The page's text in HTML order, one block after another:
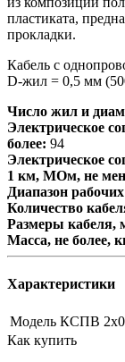
пластиката,
прокладки.
Кабель с
D-жил = 0,5 мм
Число жил и
Электрическое
более: 94
Электрическое
1 км, МОм, не
Диапазон
Количество
Размеры кабеля,
Масса, не более,
Характеристики
Модель КСПВ
Как купить